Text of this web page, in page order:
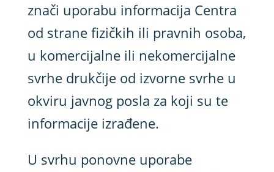
znači uporabu informacija Centra
od strane fizičkih ili pravnih osoba,
u komercijalne ili nekomercijalne
svrhe drukčije od izvorne svrhe u
okviru javnog posla za koji su te
informacije izrađene.
U svrhu ponovne uporabe